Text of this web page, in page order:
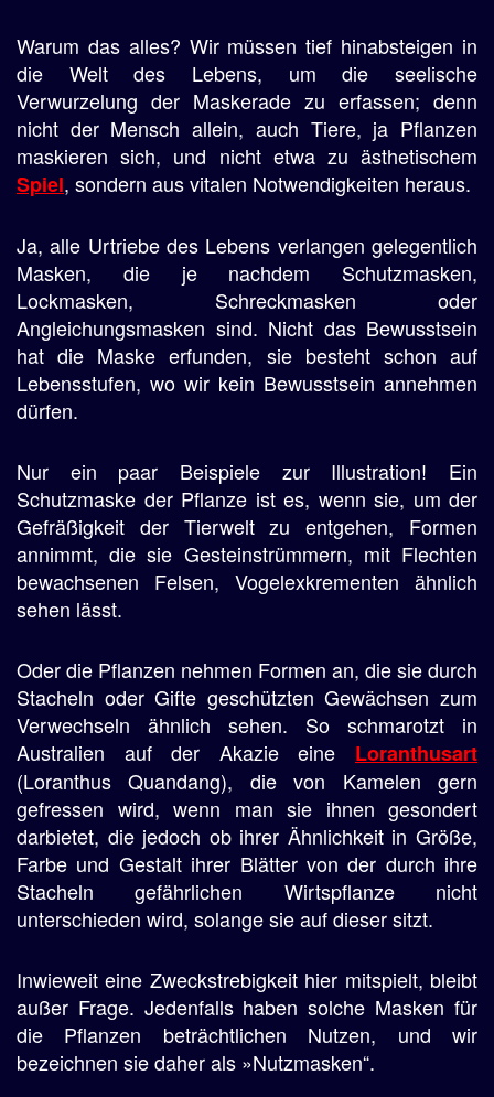
Warum das alles? Wir müssen tief hinabsteigen in
die Welt des Lebens, um die seelische
Verwurzelung der Maskerade zu erfassen; denn
nicht der Mensch allein, auch Tiere, ja Pflanzen
maskieren sich, und nicht etwa zu ästhetischem
Spiel, sondern aus vitalen Notwendigkeiten heraus.
Ja, alle Urtriebe des Lebens verlangen gelegentlich
Masken, die je nachdem Schutzmasken,
Lockmasken, Schreckmasken oder
Angleichungsmasken sind. Nicht das Bewusstsein
hat die Maske erfunden, sie besteht schon auf
Lebensstufen, wo wir kein Bewusstsein annehmen
dürfen.
Nur ein paar Beispiele zur Illustration! Ein
Schutzmaske der Pflanze ist es, wenn sie, um der
Gefräßigkeit der Tierwelt zu entgehen, Formen
annimmt, die sie Gesteinstrümmern, mit Flechten
bewachsenen Felsen, Vogelexkrementen ähnlich
sehen lässt.
Oder die Pflanzen nehmen Formen an, die sie durch
Stacheln oder Gifte geschützten Gewächsen zum
Verwechseln ähnlich sehen. So schmarotzt in
Australien auf der Akazie eine Loranthusart
(Loranthus Quandang), die von Kamelen gern
gefressen wird, wenn man sie ihnen gesondert
darbietet, die jedoch ob ihrer Ähnlichkeit in Größe,
Farbe und Gestalt ihrer Blätter von der durch ihre
Stacheln gefährlichen Wirtspflanze nicht
unterschieden wird, solange sie auf dieser sitzt.
Inwieweit eine Zweckstrebigkeit hier mitspielt, bleibt
außer Frage. Jedenfalls haben solche Masken für
die Pflanzen beträchtlichen Nutzen, und wir
bezeichnen sie daher als »Nutzmasken“.